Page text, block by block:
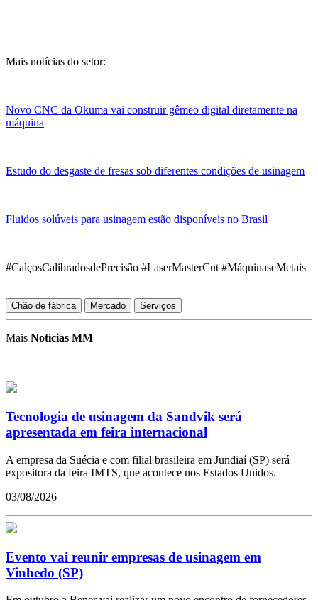
Mais notícias do setor:
Novo CNC da Okuma vai construir gêmeo digital diretamente na
máquina
Estudo do desgaste de fresas sob diferentes condições de usinagem
Fluidos solúveis para usinagem estão disponíveis no Brasil
#CalçosCalibradosdePrecisão #LaserMasterCut #MáquinaseMetais
Chão de fábrica Mercado Serviços
Mais Notícias MM
Tecnologia de usinagem da Sandvik será
apresentada em feira internacional
A empresa da Suécia e com filial brasileira em Jundiaí (SP) será
expositora da feira IMTS, que acontece nos Estados Unidos.
03/08/2026
Evento vai reunir empresas de usinagem em
Vinhedo (SP)